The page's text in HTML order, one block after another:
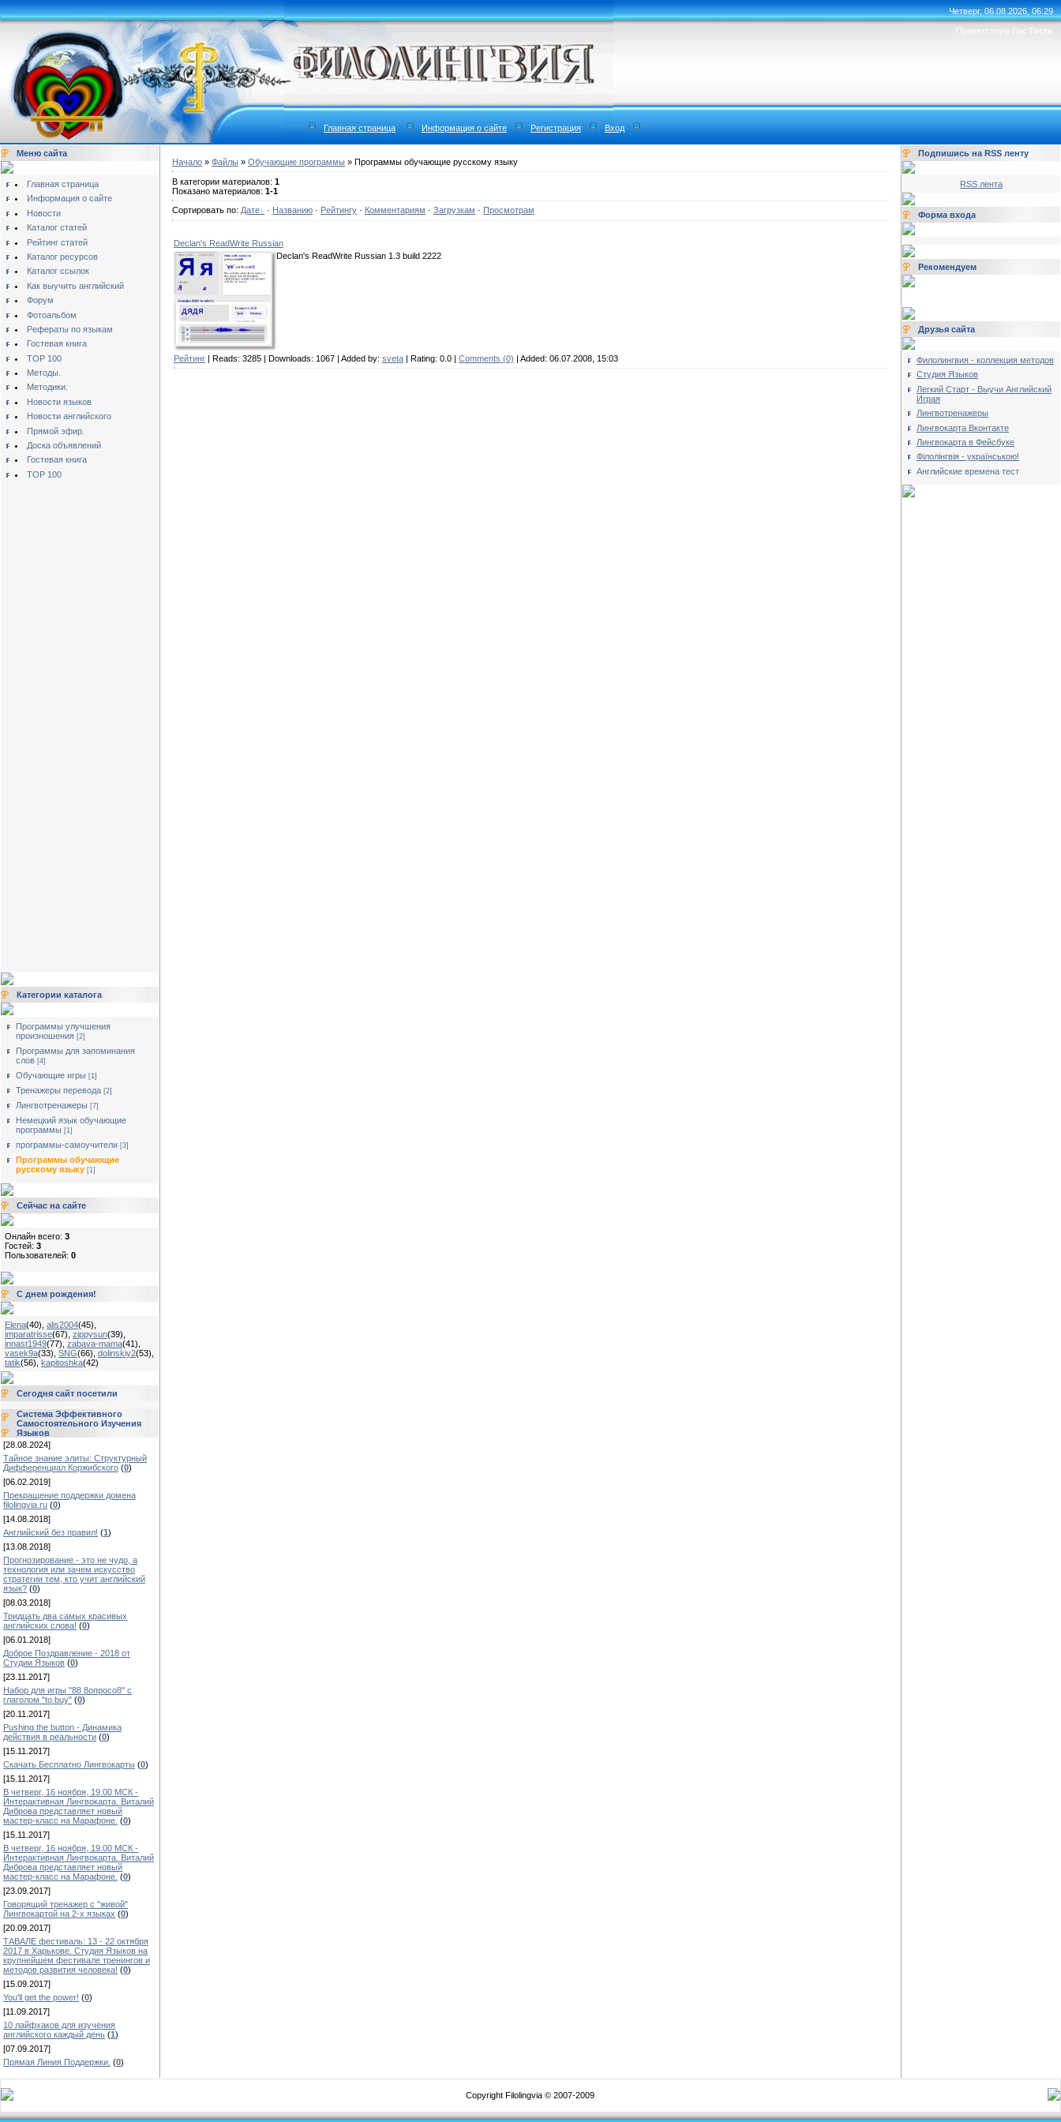
Четверг, 06.08.2026, 06:29
Приветствую Вас Гость
Главная страница Информация о сайте Регистрация Вход
Меню сайта
Главная страница
Информация о сайте
Новости
Каталог статей
Рейтинг статей
Каталог ресурсов
Каталог ссылок
Как выучить английский
Форум
Фотоальбом
Рефераты по языкам
Гостевая книга
TOP 100
Методы.
Методики.
Новости языков
Новости английского
Прямой эфир.
Доска объявлений
Гостевая книга
TOP 100
Категории каталога
Программы улучшения
произношения [2]
Программы для запоминания
слов [4]
Обучающие игры [1]
Тренажеры перевода [2]
Лингвотренажеры [7]
Немецкий язык обучающие
программы [1]
программы-самоучители [3]
Программы обучающие
русскому языку [1]
Сейчас на сайте
Онлайн всего: 3
Гостей: 3
Пользователей: 0
С днем рождения!
Elena(40) alis2004(45)
imparatrisse(67) zippysun(39)
innast1949(77) zabava-mama(41)
vasek9a(33) SNG(66) dolinskiy2(53)
tatik(56) kapitoshka(42)
Сегодня сайт посетили
Система Эффективного
Самостоятельного Изучения
Языков
[28.08.2024]
Тайное знание элиты: Структурный
Дифференциал Коржибского (0)
[06.02.2019]
Прекращение поддержки домена
filolingvia.ru (0)
[14.08.2018]
Английский без правил! (1)
[13.08.2018]
Прогнозирование - это не чудо, а
технология или зачем искусство
стратегии тем, кто учит английский
язык? (0)
[08.03.2018]
Тридцать два самых красивых
английских слова! (0)
[06.01.2018]
Доброе Поздравление - 2018 от
Студии Языков (0)
[23.11.2017]
Набор для игры "88 8опросо8" с
глаголом "to buy" (0)
[20.11.2017]
Pushing the button - Динамика
действия в реальности (0)
[15.11.2017]
Скачать Бесплатно Лингвокарты (0)
[15.11.2017]
В четверг, 16 ноября, 19.00 МСК -
Интерактивная Лингвокарта. Виталий
Диброва представляет новый
мастер-класс на Марафоне. (0)
[15.11.2017]
В четверг, 16 ноября, 19.00 МСК -
Интерактивная Лингвокарта. Виталий
Диброва представляет новый
мастер-класс на Марафоне. (0)
[23.09.2017]
Говорящий тренажер с "живой"
Лингвокартой на 2-х языках (0)
[20.09.2017]
ТАВАЛЕ фестиваль: 13 - 22 октября
2017 в Харькове. Студия Языков на
крупнейшем фестивале тренингов и
методов развития человека! (0)
[15.09.2017]
You'll get the power! (0)
[11.09.2017]
10 лайфхаков для изучения
английского каждый день (1)
[07.09.2017]
Прямая Линия Поддержки. (0)
Начало » Файлы » Обучающие программы » Программы обучающие русскому языку
В категории материалов: 1
Показано материалов: 1-1
Сортировать по: Дате · Названию · Рейтингу · Комментариям · Загрузкам · Просмотрам
Declan's ReadWrite Russian
Declan's ReadWrite Russian 1.3 build 2222
Рейтинг | Reads: 3285 | Downloads: 1067 | Added by: sveta | Rating: 0.0 | Comments (0) | Added: 06.07.2008, 15:03
Подпишись на RSS ленту
RSS лента
Форма входа
Рекомендуем
Друзья сайта
Филолингвия - коллекция методов
Студия Языков
Легкий Старт - Выучи Английский
Играя
Лингвотренажеры
Лингвокарта Вконтакте
Лингвокарта в Фейсбуке
Філолінгвія - українською!
Английские времена тест
Copyright Filolingvia © 2007-2009